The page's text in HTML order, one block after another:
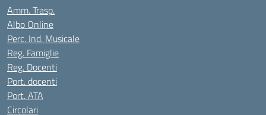
Amm. Trasp.
Albo Online
Perc. Ind. Musicale
Reg. Famiglie
Reg. Docenti
Port. docenti
Port. ATA
Circolari